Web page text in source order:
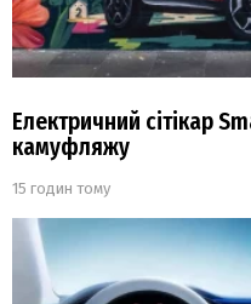
Електричний сітікар
камуфляжу
15 годин тому